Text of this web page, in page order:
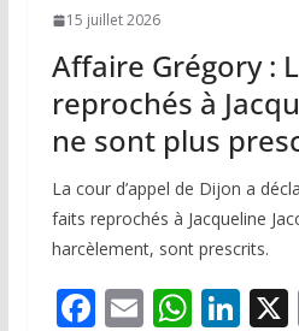
15 juillet 2026
Affaire Grégory :
reprochés à
ne sont plus
La cour d’appel de Dijon a
faits reprochés à Jacqueline
harcèlement, sont prescrits.
F E W Li